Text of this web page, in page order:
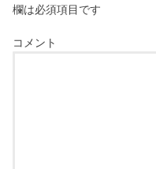
欄は必須項目です
コメント